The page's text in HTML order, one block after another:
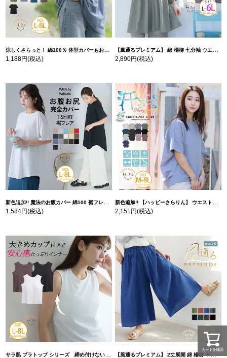
涼しくさらっと！ 綿100％ 体型カバーもお洒落も叶える 風合いコットン ゆるシルエット ドルマン | 大きいサイズの通販ならハッピーマリリン
1,188円(税込)
【風通るプレミアム】 綿 楊柳 七分袖 ウエストギャザー ブラウス | 大きいサイズの通販ならハッピーマリリン
2,890円(税込)
新色追加!! 魔法のお腹カバー 綿100 裾フレア Tシャツ | 大きいサイズの通販ならハッピーマリリン
1,584円(税込)
新色追加!! 【ハッピーさらりん】 ウエストタック入り スッキリ魅せ コクーントップス | 大きいサイズの通販ならハッピーマリリン
2,151円(税込)
サラ肌 ブラトップ シリーズ 締め付けない リブ タンクトップ | 大きいサイズの通販ならハッピーマリリン 【風通るプレミアム】 2丈展開 綿 楊柳 ギャザー フレア スカンツ 【ウェストゴム】 | 大きいサイズの通販ならハッピーマリリン
カートを確認